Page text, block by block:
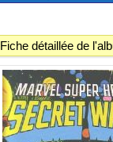
Fiche détaillée de